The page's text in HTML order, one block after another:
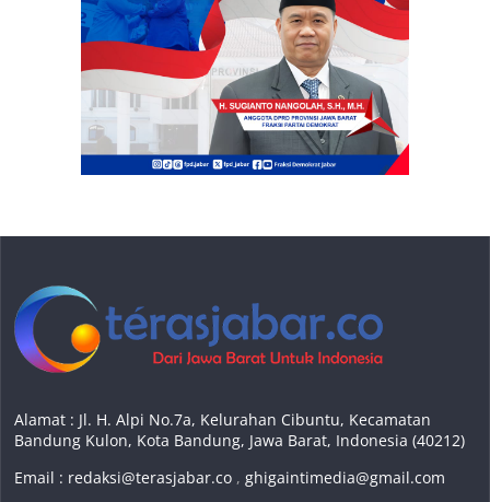
Alamat : Jl. H. Alpi No.7a, Kelurahan Cibuntu, Kecamatan
Bandung Kulon, Kota Bandung, Jawa Barat, Indonesia (40212)
Email : redaksi@terasjabar.co ,ghigaintimedia@gmail.com